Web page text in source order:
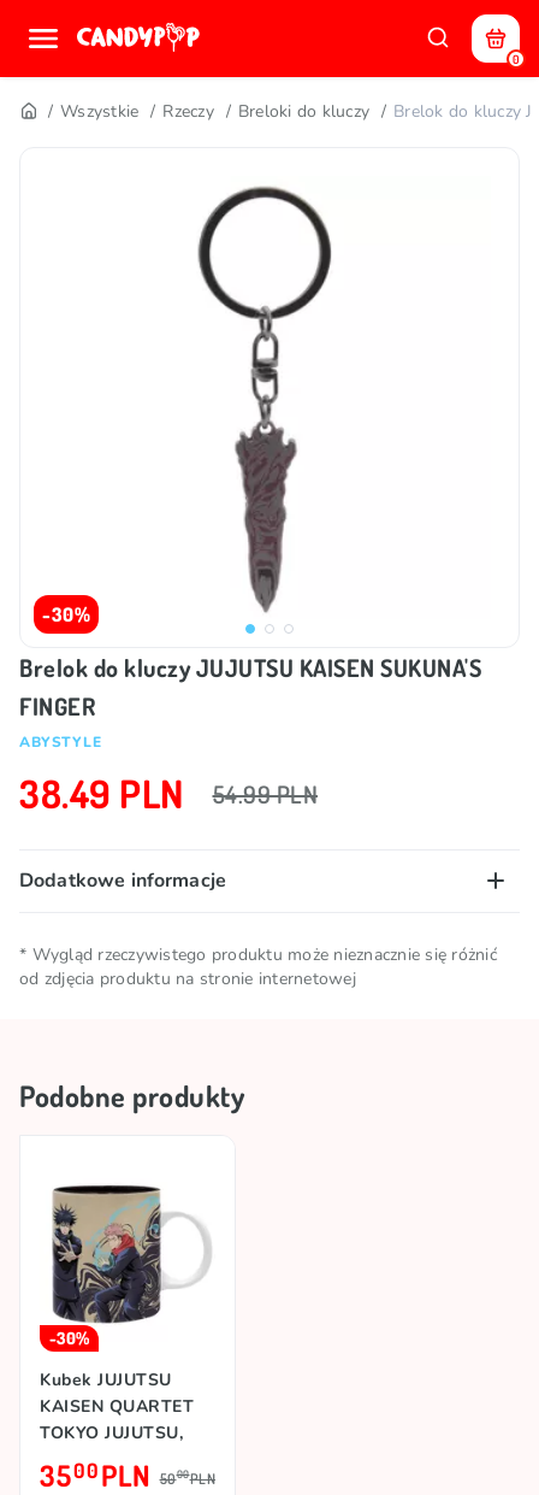
0
Wszystkie Rzeczy Breloki do kluczy Brelok do kluczy
-30%
Brelok do kluczy JUJUTSU KAISEN SUKUNA'S
FINGER
ABYSTYLE
38.49 PLN 54.99 PLN
Dodatkowe informacje
Marka ABYSTYLE
* Wygląd rzeczywistego produktu może nieznacznie się różnić
od zdjęcia produktu na stronie internetowej
Podobne produkty
-30%
Kubek JUJUTSU
KAISEN QUARTET
TOKYO JUJUTSU,
320ml
3500PLN 5000PLN